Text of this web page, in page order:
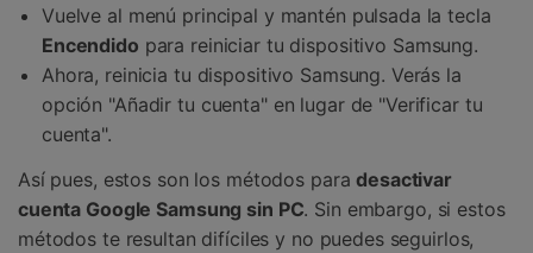
Vuelve al menú principal y mantén pulsada la tecla
Encendido para reiniciar tu dispositivo Samsung.
Ahora, reinicia tu dispositivo Samsung. Verás la
opción "Añadir tu cuenta" en lugar de "Verificar tu
cuenta".
Así pues, estos son los métodos paradesactivar
cuenta Google Samsung sin PC. Sin embargo, si estos
métodos te resultan difíciles y no puedes seguirlos,